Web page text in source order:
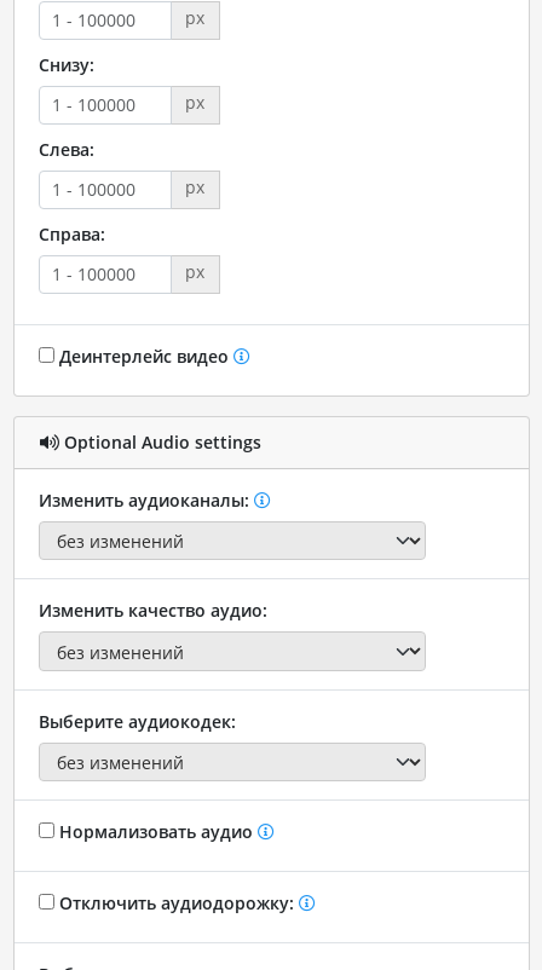
px
Снизу:
px
Слева:
px
Справа:
px
Деинтерлейс видео
Optional Audio settings
Изменить аудиоканалы:
Изменить качество аудио:
Выберите аудиокодек:
Нормализовать аудио
Отключить аудиодорожку: